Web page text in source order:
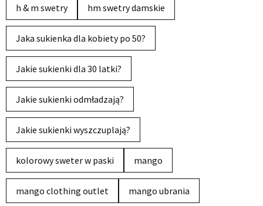
h & m swetry hm swetry damskie
Jaka sukienka dla kobiety po 50?
Jakie sukienki dla 30 latki?
Jakie sukienki odmładzają?
Jakie sukienki wyszczuplają?
kolorowy sweter w paski mango
mango clothing outlet mango ubrania